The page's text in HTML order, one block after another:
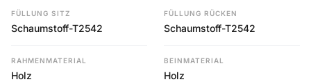
FÜLLUNG SITZ
Schaumstoff-T2542
FÜLLUNG RÜCKEN
Schaumstoff-T2542
RAHMENMATERIAL
Holz
BEINMATERIAL
Holz